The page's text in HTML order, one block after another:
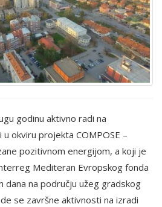
godinu aktivno radi na
okviru projekta COMPOSE –
pozitivnom energijom, a koji je
Mediteran Evropskog fonda
dana na području užeg gradskog
se završne aktivnosti na izradi